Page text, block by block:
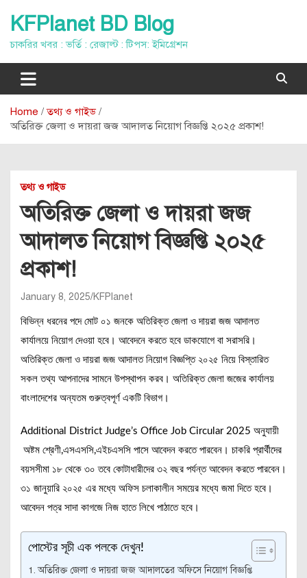
content
KFPlanet BD Blog
চাকরির খবর : ভর্তি : রেজাল্ট : টিপস: ইমিগ্রেশন
Home
তথ্য ও গাইড
অতিরিক্ত জেলা ও দায়রা জজ আদালত নিয়োগ বিজ্ঞপ্তি ২০২৫ প্রকাশ!
তথ্য ও গাইড
অতিরিক্ত জেলা ও দায়রা জজ
আদালত নিয়োগ বিজ্ঞপ্তি ২০২৫
প্রকাশ!
January 8, 2025 KFPlanet
বিভিন্ন ধরনের পদে মোট ০১ জনকে অতিরিক্ত জেলা ও দায়রা জজ আদালত
কার্যালয়ে নিয়োগ দেওয়া হবে। আবেদনে করতে হবে ডাকযোগে বা সরাসরি।
অতিরিক্ত জেলা ও দায়রা জজ আদালত নিয়োগ বিজ্ঞপ্তি ২০২৫ নিয়ে বিস্তারিত
সকল তথ্য আপনাদের সামনে উপস্থাপন করব। অতিরিক্ত জেলা জজের কার্যালয়
বাংলাদেশের অন্যতম গুরুত্বপূর্ণ একটি বিভাগ।
Additional District Judge’s Office Job Circular 2025 অনুযায়ী
অষ্টম শ্রেণী,এসএসসি,এইচএসসি পাসে আবেদন করতে পারবেন। চাকরি প্রার্থীদের
বয়সসীমা ১৮ থেকে ৩০ তবে কোটাধারীদের ৩২ বছর পর্যন্ত আবেদন করতে পারবেন।
৩১ জানুয়ারি ২০২৫ এর মধ্যে অফিস চলাকালীন সময়ের মধ্যে জমা দিতে হবে।
আবেদন পত্র সাদা কাগজে নিজ হাতে লিখে পাঠাতে হবে।
পোস্টের সূচী এক পলকে দেখুন!
অতিরিক্ত জেলা ও দায়রা জজ আদালতের অফিসে নিয়োগ বিজ্ঞপ্তি